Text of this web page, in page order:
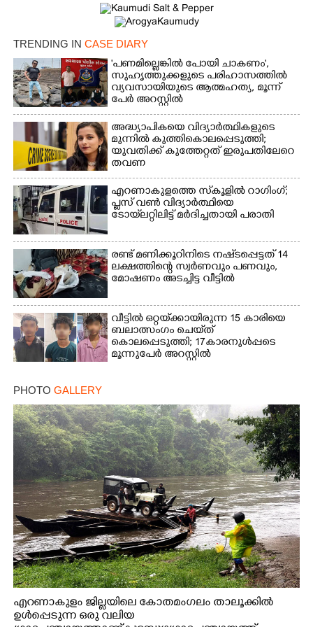
TRENDING IN CASE DIARY
'പണമില്ലെങ്കിൽ പോയി ചാകണം',
സുഹൃത്തുക്കളുടെ പരിഹാസത്തിൽ
വ്യവസായിയുടെ ആത്മഹത്യ, മൂന്ന്
പേർ അറസ്റ്റിൽ
അദ്ധ്യാപികയെ വിദ്യാർത്ഥികളുടെ
മുന്നിൽ കുത്തികൊലപ്പെടുത്തി;
യുവതിക്ക് കുത്തേറ്റത് ഇരുപതിലേറെ
തവണ
എറണാകുളത്തെ സ്‌കൂളിൽ റാഗിംഗ്;
പ്ലസ് വൺ വിദ്യാർത്ഥിയെ
ടോയ്‌ലറ്റിലിട്ട് മർദിച്ചതായി പരാതി
രണ്ട് മണിക്കൂറിനിടെ നഷ്‌ടപ്പെട്ടത് 14
ലക്ഷത്തിന്റെ സ്വർണവും പണവും,
മോഷണം അടച്ചിട്ട വീട്ടിൽ
വീട്ടിൽ ഒറ്റയ്‌ക്കായിരുന്ന 15 കാരിയെ
ബലാത്സംഗം ചെയ്‌ത്
കൊലപ്പെടുത്തി; 17കാരനുൾപ്പടെ
മൂന്നുപേർ അറസ്റ്റിൽ
PHOTO GALLERY
എറണാകുളം ജില്ലയിലെ കോതമംഗലം താലൂക്കിൽ
ഉൾപ്പെടുന്ന ഒരു വലിയ